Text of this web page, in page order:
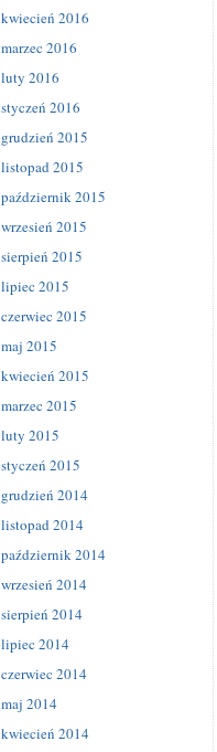
kwiecień 2016
marzec 2016
luty 2016
styczeń 2016
grudzień 2015
listopad 2015
październik 2015
wrzesień 2015
sierpień 2015
lipiec 2015
czerwiec 2015
maj 2015
kwiecień 2015
marzec 2015
luty 2015
styczeń 2015
grudzień 2014
listopad 2014
październik 2014
wrzesień 2014
sierpień 2014
lipiec 2014
czerwiec 2014
maj 2014
kwiecień 2014